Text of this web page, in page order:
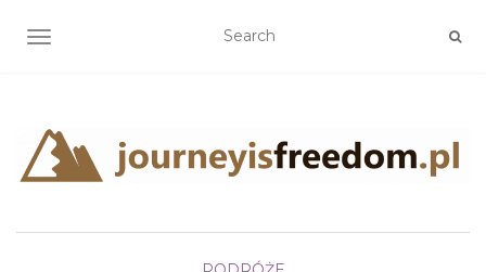
TOGGLE NAVIGATION